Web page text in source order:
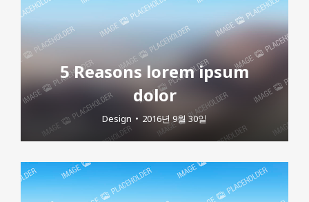
5 Reasons lorem ipsum
dolor
Design 2016년 9월 30일